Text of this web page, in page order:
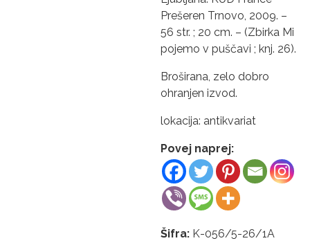
Prešeren Trnovo, 2009. –
56 str. ; 20 cm. – (Zbirka Mi
pojemo v puščavi ; knj. 26).
Broširana, zelo dobro
ohranjen izvod.
lokacija: antikvariat
Povej naprej:
Šifra: K-056/5-26/1A